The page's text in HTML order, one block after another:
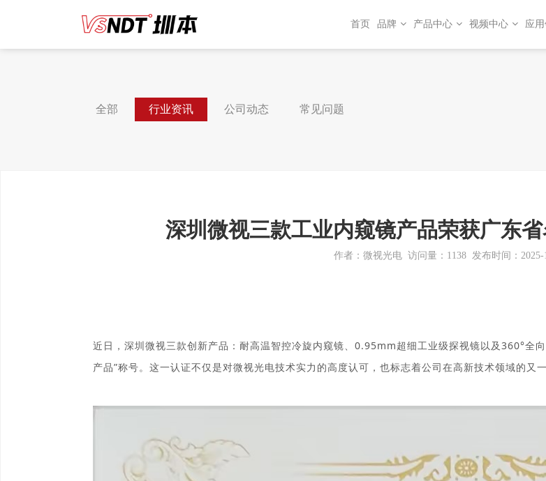
首页 品牌 产品中心 视频中心 应
全部 行业资讯 公司动态 常见问题
深圳微视三款工业内窥镜产品荣获广东
作者：微视光电 访问量：1138 发布时间：2025-
近日，深圳微视三款创新产品 ： 耐高温智控冷旋内窥镜、 0.95mm超细工业级探视镜以及360°全
产品”称号。这一认证不仅是对微视光电技术实力的高度认可，也标志着公司在高新技术领域的又一